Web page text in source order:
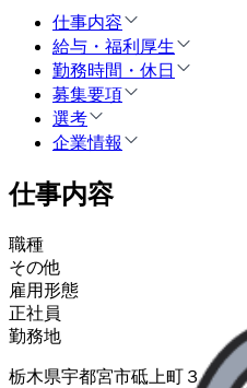
仕事内容
給与・福利厚生
勤務時間・休日
募集要項
選考
企業情報
仕事内容
職種
その他
雇用形態
正社員
勤務地
栃木県宇都宮市砥上町３２